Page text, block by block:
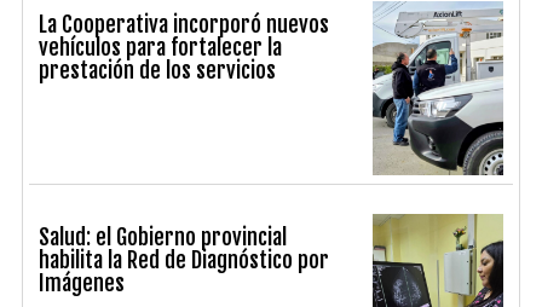
La Cooperativa incorporó nuevos
vehículos para fortalecer la
prestación de los servicios
Salud: el Gobierno provincial
habilita la Red de Diagnóstico por
Imágenes